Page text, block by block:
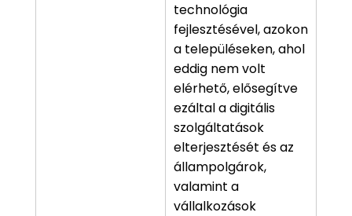
technológia
fejlesztésével, azokon
a településeken, ahol
eddig nem volt
elérhető, elősegítve
ezáltal a digitális
szolgáltatások
elterjesztését és az
állampolgárok,
valamint a
vállalkozások